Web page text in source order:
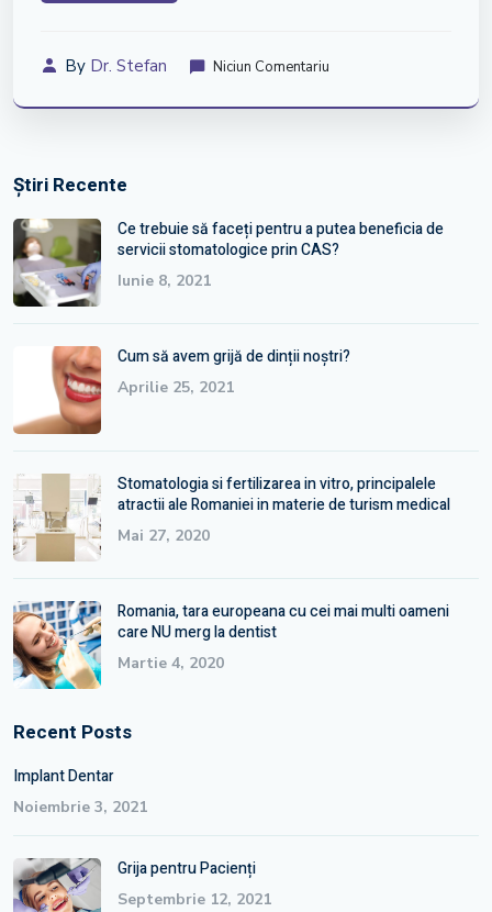
By Dr. Stefan Niciun Comentariu
Știri Recente
Ce trebuie să faceți pentru a putea beneficia de
servicii stomatologice prin CAS?
Iunie 8, 2021
Cum să avem grijă de dinții noștri?
Aprilie 25, 2021
Stomatologia si fertilizarea in vitro, principalele
atractii ale Romaniei in materie de turism medical
Mai 27, 2020
Romania, tara europeana cu cei mai multi oameni
care NU merg la dentist
Martie 4, 2020
Recent Posts
Implant Dentar
Noiembrie 3, 2021
Grija pentru Pacienți
Septembrie 12, 2021